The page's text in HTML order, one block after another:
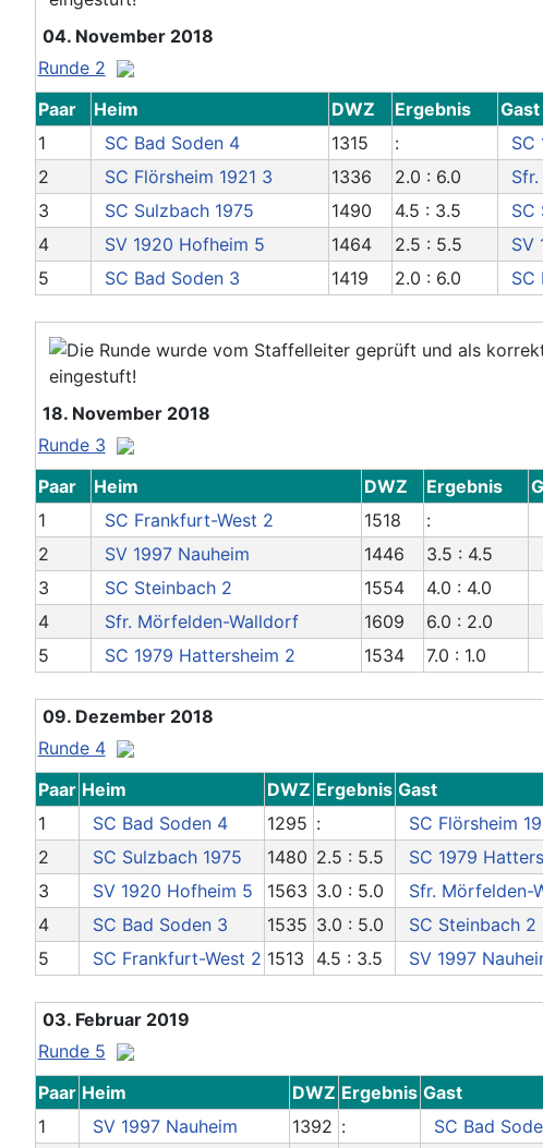
04. November 2018
Runde 2
Paar
Heim DWZ Ergebnis Gast
1
SC Bad Soden 4 1315 : SC
2
SC Flörsheim 1921 3 1336 2.0 : 6.0
3
SC Sulzbach 1975 1490 4.5 : 3.5 SC
4
SV 1920 Hofheim 5 1464 2.5 : 5.5 SV
5
SC Bad Soden 3 1419 2.0 : 6.0 SC
18. November 2018
Runde 3
Paar
Heim DWZ Ergebnis
1
SC Frankfurt-West 2 1518 :
2
SV 1997 Nauheim 1446 3.5 : 4.5
3
SC Steinbach 2 1554 4.0 : 4.0
4
Sfr. Mörfelden-Walldorf 1609 6.0 : 2.0
5
SC 1979 Hattersheim 2 1534 7.0 : 1.0
09. Dezember 2018
Runde 4
Paar Heim DWZ Ergebnis Gast
1
SC Bad Soden 4 1295 : SC Flörsheim
2
SC Sulzbach 1975 1480 2.5 : 5.5 SC 1979
3
SV 1920 Hofheim 5 1563 3.0 : 5.0 Sfr. Mörfelden-
4
SC Bad Soden 3 1535 3.0 : 5.0 SC Steinbach 2
5
SC Frankfurt-West 2 1513 4.5 : 3.5 SV 1997
03. Februar 2019
Runde 5
Paar Heim DWZ Ergebnis Gast
1
SV 1997 Nauheim 1392 : SC Bad